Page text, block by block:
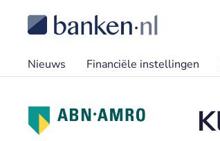
Nieuws Financiële instellingen